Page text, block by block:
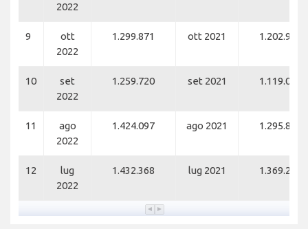
2022
9
ott
2022
1.299.871 ott 2021 1.202.950
10
set
2022
1.259.720 set 2021 1.119.031
11
ago
2022
1.424.097 ago 2021 1.295.883
12
lug
2022
1.432.368 lug 2021 1.369.270